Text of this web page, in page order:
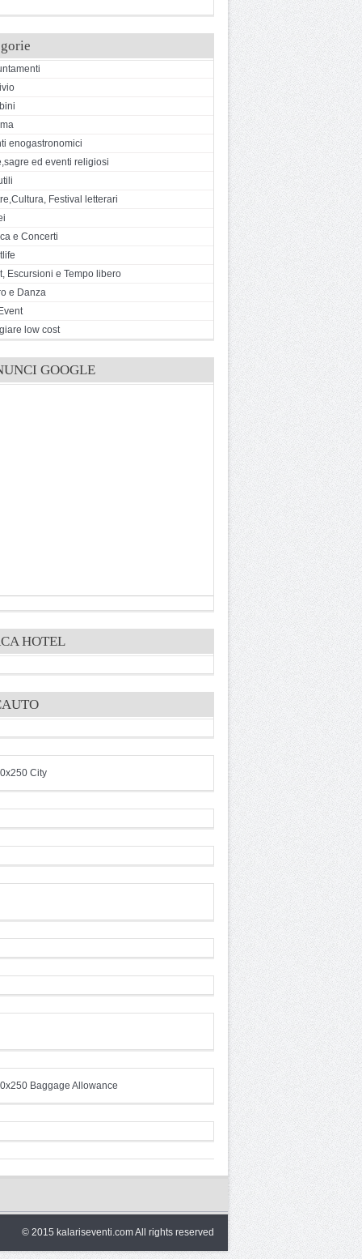
enogastronomici
ed eventi religiosi
Festival letterari
e Concerti
Escursioni e Tempo libero
e Danza
low cost
GOOGLE
HOTEL
© 2015 kalariseventi.com All rights reserved